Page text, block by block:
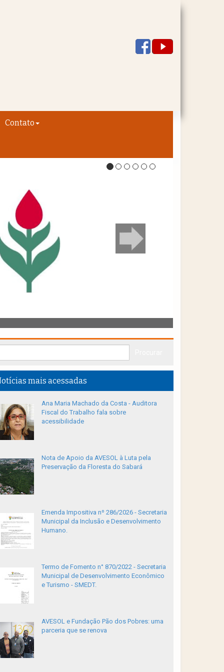
Contato
mais acessadas
Ana Maria Machado da Costa - Auditora
Fiscal do Trabalho fala sobre
acessibilidade
Nota de Apoio da AVESOL à Luta pela
Preservação da Floresta do Sabará
Emenda Impositiva nº 286/2026 - Secretaria
Municipal da Inclusão e Desenvolvimento
Humano.
Termo de Fomento n° 870/2022 - Secretaria
Municipal de Desenvolvimento Econômico
e Turismo - SMEDT.
AVESOL e Fundação Pão dos Pobres: uma
parceria que se renova